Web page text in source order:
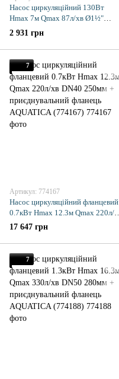
Насос циркуляційний 130Вт
Hmax 7м Qmax 87л/хв Ø1½"
130мм + гайки Ø1" AQUATICA
(774139)
2 931 грн
7
Артикул: 774167
Насос циркуляційний фланцевий
0.7кВт Hmax 12.3м Qmax 220л/хв
DN40 250мм + приєднувальний
фланець AQUATICA (774167)
17 647 грн
7